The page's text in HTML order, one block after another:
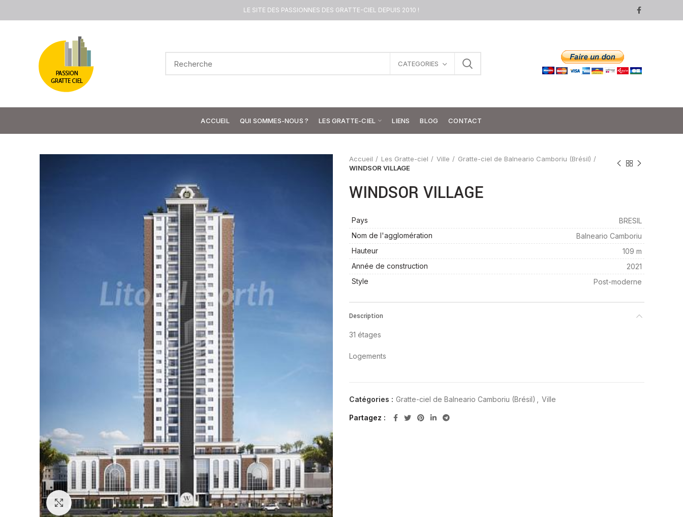
LE SITE DES PASSIONNES DES GRATTE-CIEL DEPUIS 2010 !
CATEGORIES
ACCUEIL QUI SOMMES-NOUS ? LES GRATTE-CIEL LIENS BLOG CONTACT
Zoom
Accueil Les Gratte-ciel Ville
Gratte-ciel de Balneario Camboriu (Brésil)
WINDSOR VILLAGE
WINDSOR VILLAGE
Pays
BRESIL
Nom de l'agglomération
Balneario Camboriu
Hauteur
109 m
Année de construction
2021
Style
Post-moderne
Description
31 étages
Logements
Catégories : Gratte-ciel de Balneario Camboriu (Brésil) Ville
Partagez